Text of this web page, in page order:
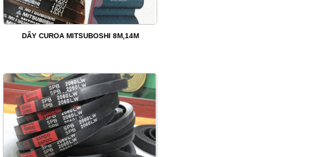
DÂY CUROA MITSUBOSHI 8M,14M